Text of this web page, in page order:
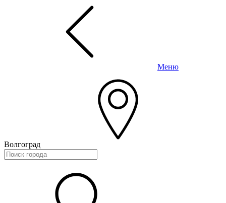
Меню
Волгоград